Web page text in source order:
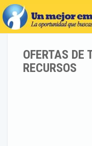
OFERTAS DE
RECURSOS